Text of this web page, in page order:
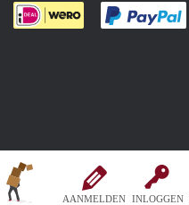
AANMELDEN INLOGGEN